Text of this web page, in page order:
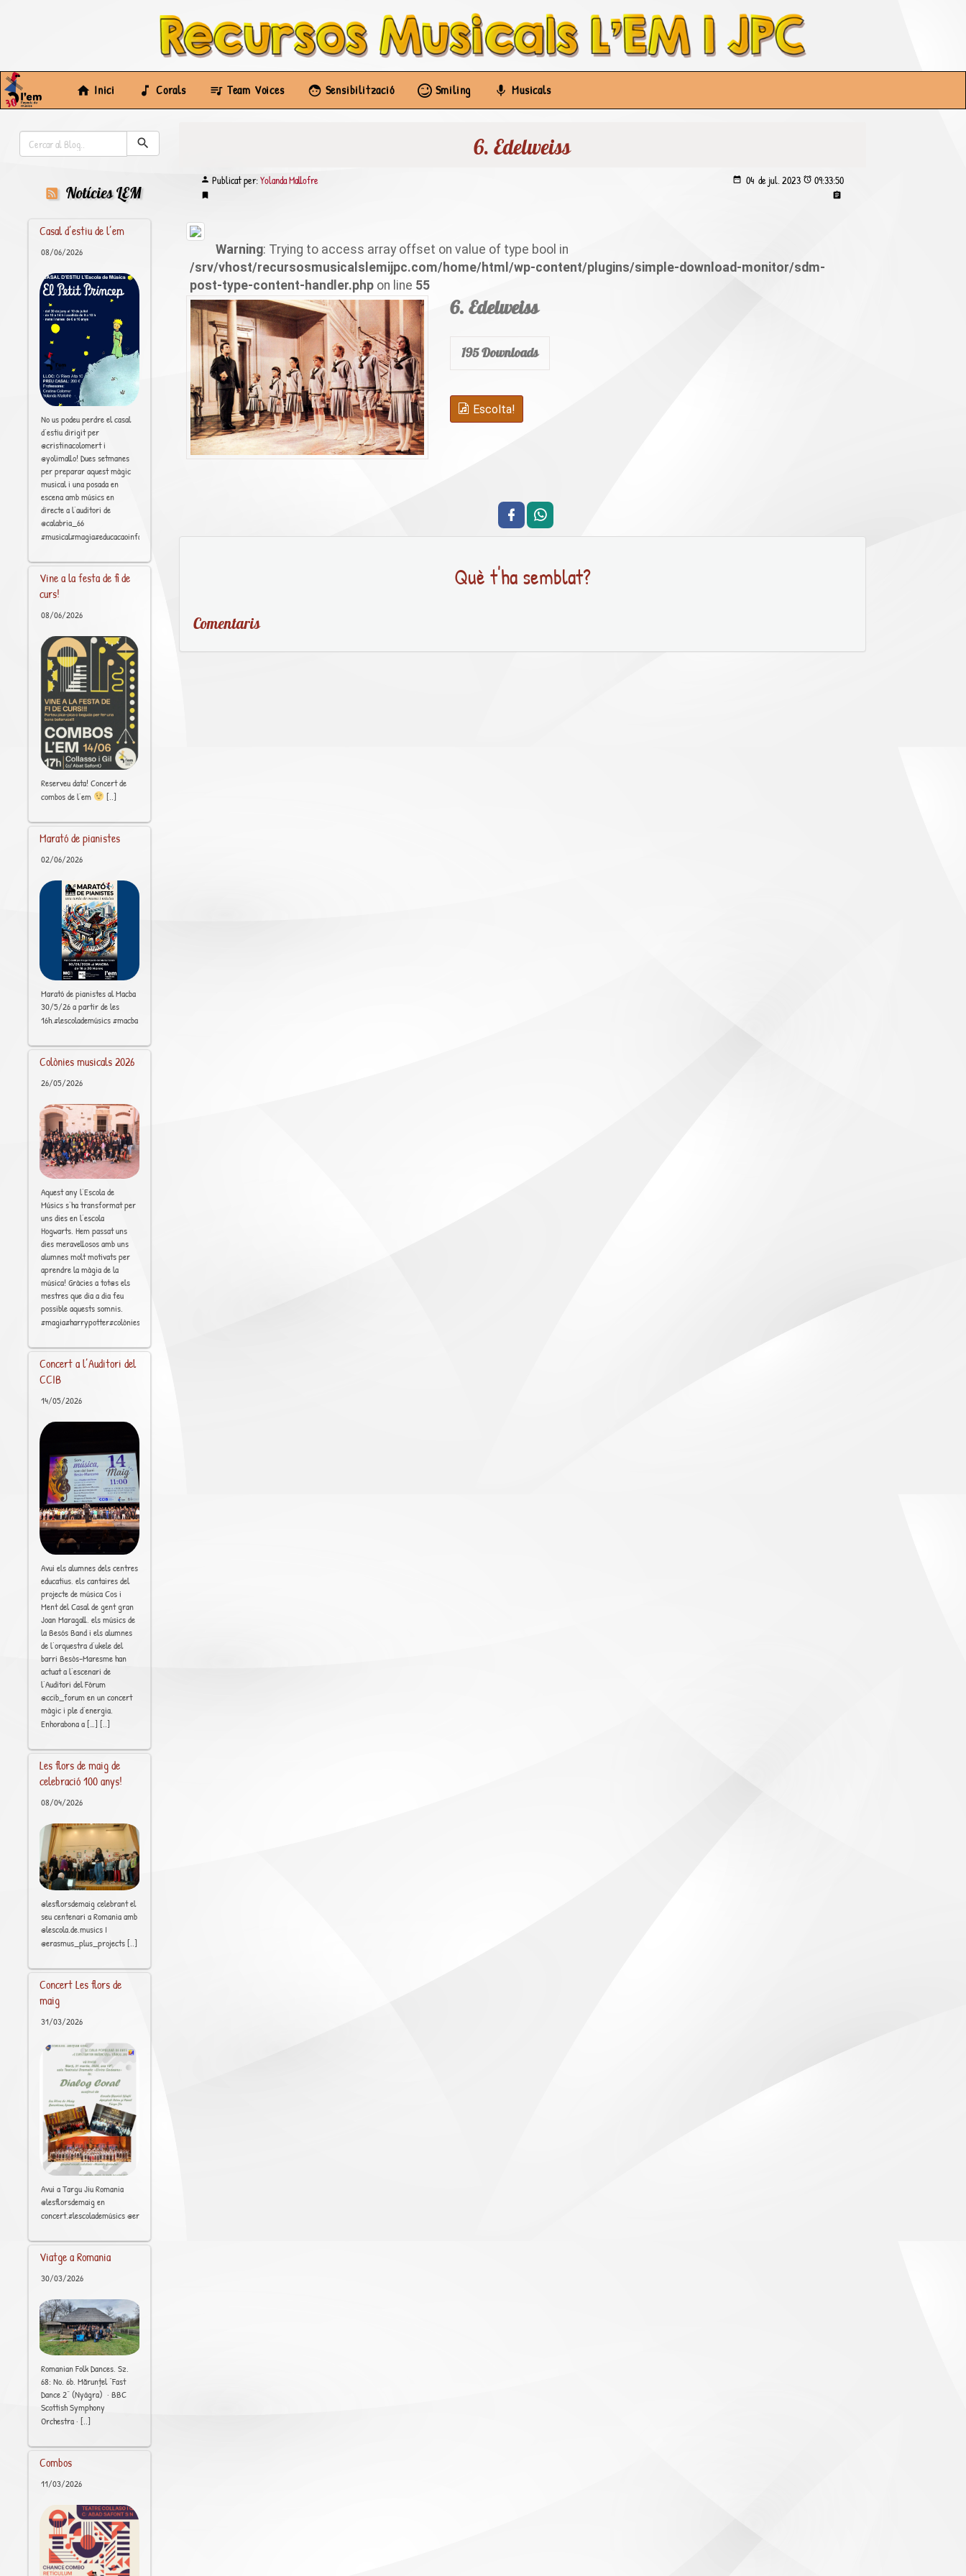
Inici Corals Team Voices Sensibilització Smiling Musicals
Notícies LEM
Casal d’estiu de l’em
08/06/2026
No us podeu perdre el casal
d’estiu dirigit per
@cristinacolomert i
@yolimallo! Dues setmanes
per preparar aquest màgic
musical i una posada en
escena amb músics en
directe a l’auditori de
@calabria_66
#musical#magia#educacaoinfantil
Vine a la festa de fi de
curs!
08/06/2026
Reserveu data! Concert de
combos de l’em
[..]
Marató de pianistes
02/06/2026
Marató de pianistes al Macba
30/5/26 a partir de les
16h.#lescolademúsics #macba
Colònies musicals 2026
26/05/2026
Aquest any l’Escola de
Músics s’ha transformat per
uns dies en l’escola
Hogwarts. Hem passat uns
dies meravellosos amb uns
alumnes molt motivats per
aprendre la màgia de la
música! Gràcies a tot@s els
mestres que dia a dia feu
possible aquests somnis.
#magia#harrypotter#colònies#música#educación
Concert a l’Auditori del
CCIB
14/05/2026
Avui els alumnes dels centres
educatius, els cantaires del
projecte de música Cos i
Ment del Casal de gent gran
Joan Maragall, els músics de
la Besós Band i els alumnes
de l’orquestra d’ukele del
barri Besòs-Maresme han
actuat a l’escenari de
l’Auditori del Fòrum
@ccib_forum en un concert
màgic i ple d’energia.
Enhorabona a […] [..]
Les flors de maig de
celebració 100 anys!
08/04/2026
@lesflorsdemaig celebrant el
seu centenari a Romania amb
@lescola.de.musics I
@erasmus_plus_projects[..]
Concert Les flors de
maig
31/03/2026
Avui a Targu Jiu Romania
@lesflorsdemaig en
concert.#lescolademúsics @erasmus_plus_projects #Barcelona #Raval
Viatge a Romania
30/03/2026
Romanian Folk Dances, Sz.
68: No. 6b, Mărunțel “Fast
Dance 2” (Nyágra) · BBC
Scottish Symphony
Orchestra · [..]
Combos
11/03/2026
6. Edelweiss
Publicat per:Yolanda Mallofre 04 de jul.2023 09:33:50
Warning: Trying to access array offset on value of type bool in
/srv/vhost/recursosmusicalslemijpc.com/home/html/wp-content/plugins/simple-download-monitor/sdm-
post-type-content-handler.php on line 55
6. Edelweiss
195Downloads
Escolta!
Què t'ha semblat?
Comentaris